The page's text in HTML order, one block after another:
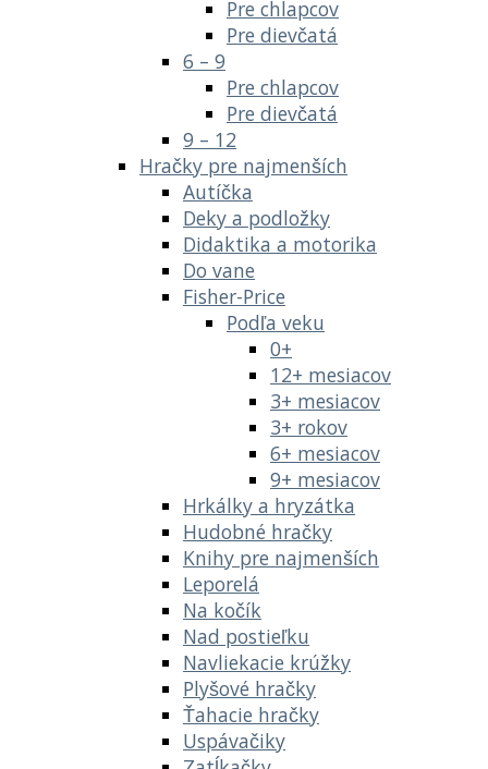
Pre chlapcov
Pre dievčatá
6 – 9
Pre chlapcov
Pre dievčatá
9 – 12
Hračky pre najmenších
Autíčka
Deky a podložky
Didaktika a motorika
Do vane
Fisher-Price
Podľa veku
0+
12+ mesiacov
3+ mesiacov
3+ rokov
6+ mesiacov
9+ mesiacov
Hrkálky a hryzátka
Hudobné hračky
Knihy pre najmenších
Leporelá
Na kočík
Nad postieľku
Navliekacie krúžky
Plyšové hračky
Ťahacie hračky
Uspávačiky